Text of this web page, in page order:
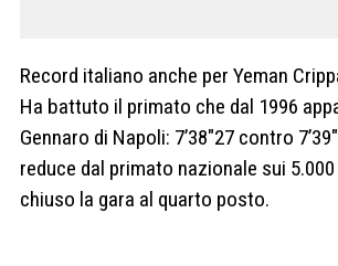
Record italiano anche per Yeman
Ha battuto il primato che dal 1996
Gennaro di Napoli: 7’38″27 contro
reduce dal primato nazionale sui
chiuso la gara al quarto posto.